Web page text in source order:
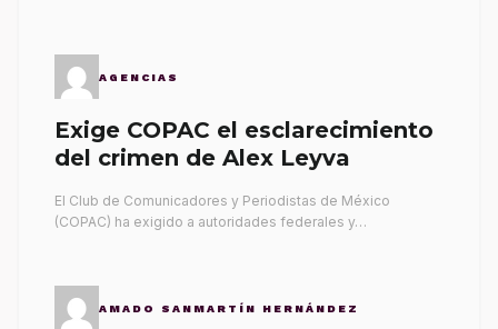
AGENCIAS
Exige COPAC el esclarecimiento
del crimen de Alex Leyva
El Club de Comunicadores y Periodistas de México
(COPAC) ha exigido a autoridades federales y…
AMADO SANMARTÍN HERNÁNDEZ